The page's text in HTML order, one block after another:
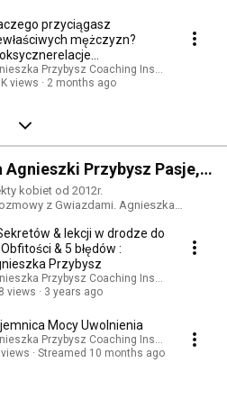
przyciągasz
mężczyzn?
Przybysz Coaching Institute
views
2 months ago
Przybysz Pasje,
kobiet od 2012r.
z Gwiazdami. Agnieszka
& lekcji w drodze do
& 5 błędów :
Przybysz
Przybysz Coaching Institute
views
3 years ago
Mocy Uwolnienia
Przybysz Coaching Institute
Streamed 10 months ago